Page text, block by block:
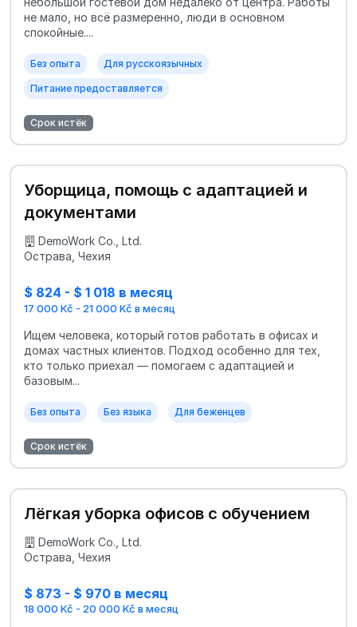
не мало, но всё размеренно, люди в основном
спокойные....
Без опыта Для русскоязычных
Питание предоставляется
Срок истёк
Уборщица, помощь с адаптацией и
документами
DemoWork Co., Ltd.
Острава, Чехия
$ 824 - $ 1 018 в месяц
17 000 Kč - 21 000 Kč в месяц
Ищем человека, который готов работать в офисах и
домах частных клиентов. Подход особенно для тех,
кто только приехал — помогаем с адаптацией и
базовым...
Без опыта Без языка Для беженцев
Срок истёк
Лёгкая уборка офисов с обучением
DemoWork Co., Ltd.
Острава, Чехия
$ 873 - $ 970 в месяц
18 000 Kč - 20 000 Kč в месяц